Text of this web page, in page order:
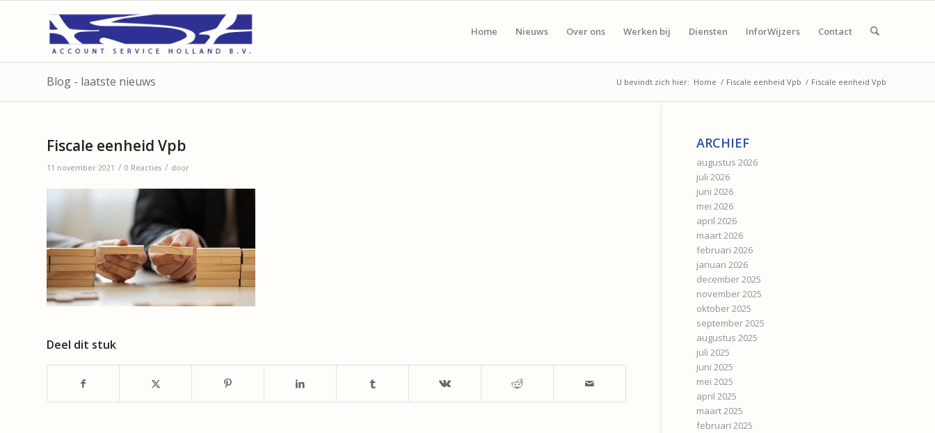
Home Nieuws Over ons Werken bij Diensten InforWijzers Contact
Blog - laatste nieuws U bevindt zich hier: Home / Fiscale eenheid Vpb / Fiscale eenheid Vpb
Fiscale eenheid Vpb
11 november 2021 / 0 Reacties / door
Deel dit stuk
ARCHIEF
augustus 2026
juli 2026
juni 2026
mei 2026
april 2026
maart 2026
februari 2026
januari 2026
december 2025
november 2025
oktober 2025
september 2025
augustus 2025
juli 2025
juni 2025
mei 2025
april 2025
maart 2025
februari 2025